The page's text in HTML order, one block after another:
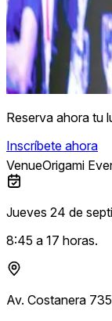
Reserva ahora tu
Inscríbete ahora
VenueOrigami
Jueves 24 de
8:45 a 17 horas.
Av. Costanera